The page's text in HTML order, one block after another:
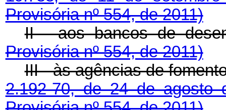
Provisória nº 554, de 2011)
II - aos bancos de
Provisória nº 554, de 2011)
III - às agências de
2.192-70, de 24 de